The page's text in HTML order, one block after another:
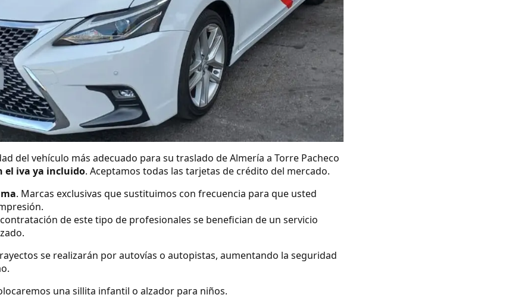
del vehículo más adecuado para su traslado de Almería a Torre Pacheco
el iva ya incluido. Aceptamos todas las tarjetas de crédito del mercado.
. Marcas exclusivas que sustituimos con frecuencia para que usted
de este tipo de profesionales se benefician de un servicio
se realizarán por autovías o autopistas, aumentando la seguridad
una sillita infantil o alzador para niños.